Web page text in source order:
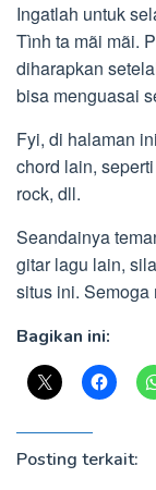
Ingatlah untuk
Tình ta mãi mãi.
diharapkan
bisa menguasai
Fyi, di halaman
chord lain,
rock, dll.
Seandainya
gitar lagu lain,
situs ini.
Bagikan ini:
Posting terkait: